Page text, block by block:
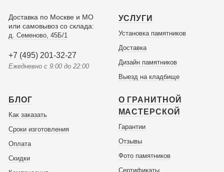
Доставка по Москве и МО
или самовывоз со склада:
д. Семеново, 45Б/1
+7 (495) 201-32-27
Ежедневно с 9:00 до 22:00
УСЛУГИ
Установка памятников
Доставка
Дизайн памятников
Выезд на кладбище
БЛОГ
Как заказать
Сроки изготовления
Оплата
Скидки
О ГРАНИТНОЙ
МАСТЕРСКОЙ
Гарантии
Отзывы
Фото памятников
Сертификаты